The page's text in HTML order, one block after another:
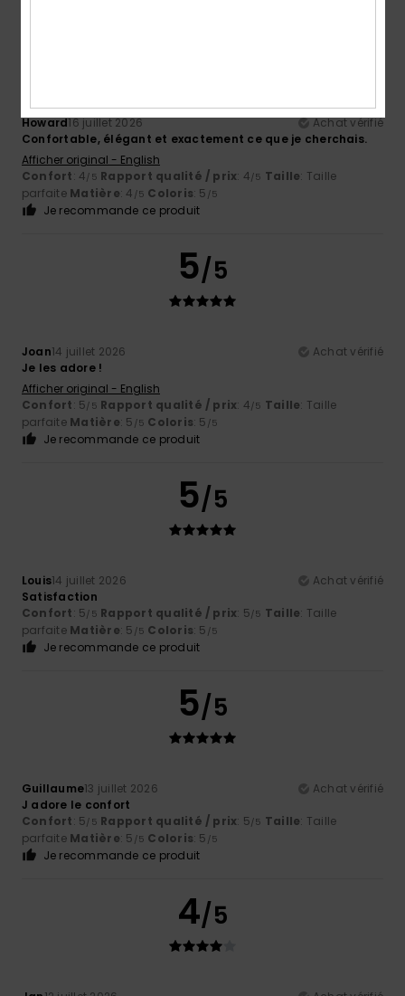
Howard16 juillet 2026
Achat vérifié
Confortable, élégant et exactement ce que je cherchais.
Afficher original - English
Confort: 4/5 Rapport qualité / prix: 4/5 Taille: Taille
parfaite Matière: 4 /5 Coloris: 5 /5
Je recommande ce produit
5/5
Joan14 juillet 2026
Achat vérifié
Je les adore !
Afficher original - English
Confort: 5/5 Rapport qualité / prix: 4/5 Taille: Taille
parfaite Matière: 5 /5 Coloris: 5 /5
Je recommande ce produit
5/5
Louis14 juillet 2026
Achat vérifié
Satisfaction
Confort: 5/5 Rapport qualité / prix: 5/5 Taille: Taille
parfaite Matière: 5 /5 Coloris: 5 /5
Je recommande ce produit
5/5
Guillaume13 juillet 2026
Achat vérifié
J adore le confort
Confort: 5/5 Rapport qualité / prix: 5/5 Taille: Taille
parfaite Matière: 5 /5 Coloris: 5 /5
Je recommande ce produit
4/5